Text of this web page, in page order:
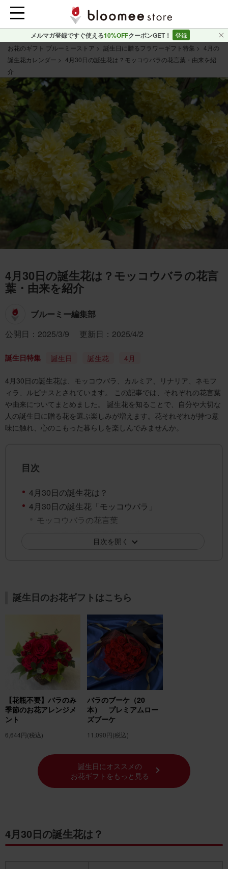
メルマガ登録ですぐ使える10%OFFクーポンGET！
登録
お花のギフト ブルーミーストア
誕生日に贈るフラワーギフト特集
4月の
誕生花カレンダー
4月30日の誕生花は？モッコウバラの花言葉・由来を紹
介
4月30日の誕生花は？モッコウバラの花言
葉・由来を紹介
ブルーミー編集部
公開日：2025/3/9
更新日：2025/4/2
誕生日特集 誕生日 誕生花 4月
4月30日の誕生花は、モッコウバラ、カルミア、リナリア、ネモフ
ィラ、ルピナスとされています。 この記事では、それぞれの花言葉
や由来についてまとめました。 誕生花を知ることで、自分や大切な
人の誕生日に贈る花を選ぶ楽しみが増えます。花それぞれが持つ意
味に触れ、心のこもった暮らしを楽しんでみませんか。
目次
目次を開く
4月30日の誕生花は？
4月30日の誕生花「モッコウバラ」
モッコウバラの花言葉
4月30日の誕生花「カルミア」
リナリアの花言葉
リナリアの花言葉の由来
4月30日の誕生花「ネモフィラ」
ネモフィラの花言葉
ネモフィラの花言葉の由来
4月30日の誕生花「ルピナス」
ルピナスの花言葉
ルピナスの花言葉の由来
月の誕生花の紹介 4月の誕生花「スターチス」
4月の誕生花一覧
誕生花でフラワーギフトを贈ろう！
誕生日のお花ギフトはこちら
【花瓶不要】バラのみ
季節のお花アレンジメ
ント
6,644円(税込)
バラのブーケ（20
本） プレミアムロー
ズブーケ
11,090円(税込)
誕生日にオススメの
お花ギフトをもっと見る
4月30日の誕生花は？